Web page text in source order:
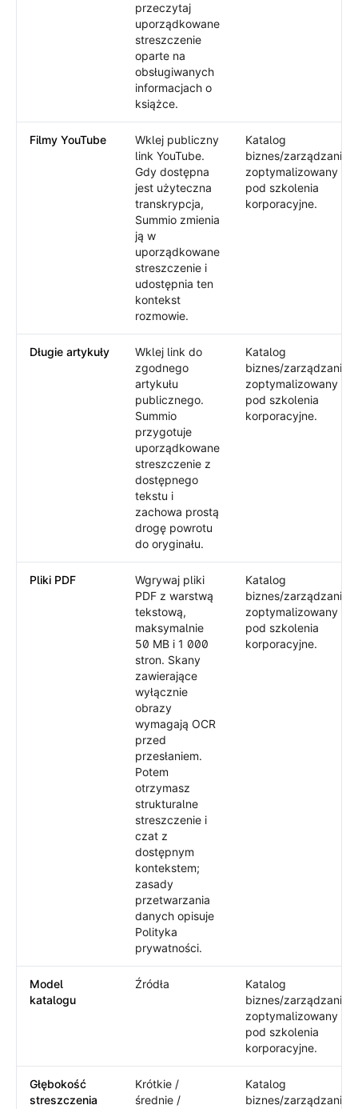
przeczytaj
uporządkowane
streszczenie
oparte na
obsługiwanych
informacjach o
książce.
Filmy YouTube
Wklej publiczny
link YouTube.
Gdy dostępna
jest użyteczna
transkrypcja,
Summio zmienia
ją w
uporządkowane
streszczenie i
udostępnia ten
kontekst
rozmowie.
Katalog
biznes/zarządzanie
zoptymalizowany
pod szkolenia
korporacyjne.
Długie artykuły
Wklej link do
zgodnego
artykułu
publicznego.
Summio
przygotuje
uporządkowane
streszczenie z
dostępnego
tekstu i
zachowa prostą
drogę powrotu
do oryginału.
Katalog
biznes/zarządzanie
zoptymalizowany
pod szkolenia
korporacyjne.
Pliki PDF
Wgrywaj pliki
PDF z warstwą
tekstową,
maksymalnie
50 MB i 1 000
stron. Skany
zawierające
wyłącznie
obrazy
wymagają OCR
przed
przesłaniem.
Potem
otrzymasz
strukturalne
streszczenie i
czat z
dostępnym
kontekstem;
zasady
przetwarzania
danych opisuje
Polityka
prywatności.
Katalog
biznes/zarządzanie
zoptymalizowany
pod szkolenia
korporacyjne.
Model
katalogu
Źródła
Katalog
biznes/zarządzanie
zoptymalizowany
pod szkolenia
korporacyjne.
Głębokość
streszczenia
Krótkie /
średnie /
Katalog
biznes/zarządzanie